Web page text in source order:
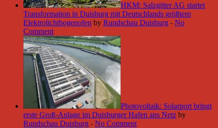
HKM: Salzgitter AG startet
Transformation in Duisburg mit Deutschlands größtem
Elektrolichtbogenofen by Rundschau Duisburg - No
Comment
Photovoltaik: Solarport bringt
erste Groß-Anlage im Duisburger Hafen ans Netz by
Rundschau Duisburg - No Comment